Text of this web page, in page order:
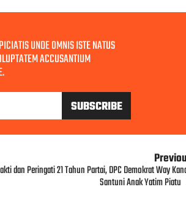
UNDE OMNIS ISTE NATUS
ACCUSANTIUM
dan Peringati 21 Tahun Partai, DPC Demokrat Way
Santuni Anak Yatim Piatu